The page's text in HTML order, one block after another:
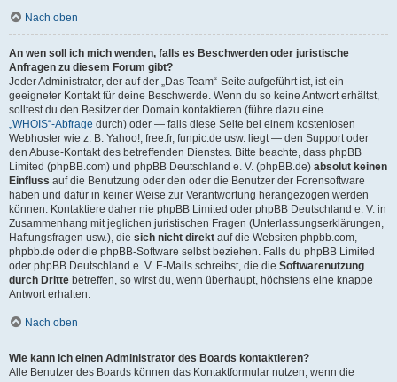
Nach oben
An wen soll ich mich wenden, falls es Beschwerden oder juristische
Anfragen zu diesem Forum gibt?
Jeder Administrator, der auf der „Das Team“-Seite aufgeführt ist, ist ein
geeigneter Kontakt für deine Beschwerde. Wenn du so keine Antwort erhältst,
solltest du den Besitzer der Domain kontaktieren (führe dazu eine
„WHOIS“-Abfrage durch) oder — falls diese Seite bei einem kostenlosen
Webhoster wie z. B. Yahoo!, free.fr, funpic.de usw. liegt — den Support oder
den Abuse-Kontakt des betreffenden Dienstes. Bitte beachte, dass phpBB
Limited (phpBB.com) und phpBB Deutschland e. V. (phpBB.de) absolut keinen
Einfluss auf die Benutzung oder den oder die Benutzer der Forensoftware
haben und dafür in keiner Weise zur Verantwortung herangezogen werden
können. Kontaktiere daher nie phpBB Limited oder phpBB Deutschland e. V. in
Zusammenhang mit jeglichen juristischen Fragen (Unterlassungserklärungen,
Haftungsfragen usw.), die sich nicht direkt auf die Websiten phpbb.com,
phpbb.de oder die phpBB-Software selbst beziehen. Falls du phpBB Limited
oder phpBB Deutschland e. V. E-Mails schreibst, die die Softwarenutzung
durch Dritte betreffen, so wirst du, wenn überhaupt, höchstens eine knappe
Antwort erhalten.
Nach oben
Wie kann ich einen Administrator des Boards kontaktieren?
Alle Benutzer des Boards können das Kontaktformular nutzen, wenn die